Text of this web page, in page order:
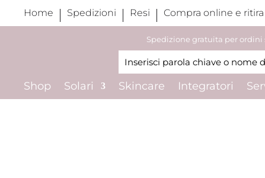
Home Spedizioni Resi Compra online e
Spedizione gratuita per
Shop Solari Skincare Integratori